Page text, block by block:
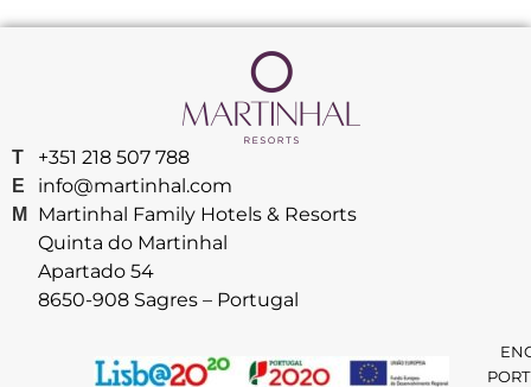
T
E
M
+351 218 507 788
info@martinhal.com
Martinhal Family Hotels & Resorts
Quinta do Martinhal
Apartado 54
8650-908 Sagres – Portugal